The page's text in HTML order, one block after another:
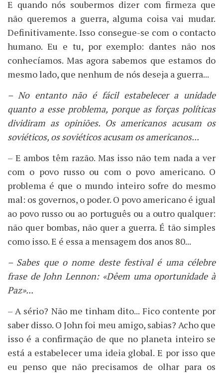
E quando nós soubermos dizer com firmeza que
não queremos a guerra, alguma coisa vai mudar.
Definitivamente. Isso consegue-se com o contacto
humano. Eu e tu, por exemplo: dantes não nos
conhecíamos. Mas agora sabemos que estamos do
mesmo lado, que nenhum de nós deseja a guerra...
– No entanto não é fácil estabelecer a unidade
quanto a esse problema, porque as forças políticas
dividiram as opiniões. Os americanos acusam os
soviéticos, os soviéticos acusam os americanos...
– E ambos têm razão. Mas isso não tem nada a ver
com o povo russo ou com o povo americano. O
problema é que o mundo inteiro sofre do mesmo
mal: os governos, o poder. O povo americano é igual
ao povo russo ou ao português ou a outro qualquer:
não quer bombas, não quer a guerra. É tão simples
como isso. E é essa a mensagem dos anos 80...
– Sabes que o nome deste festival é uma célebre
frase de John Lennon: «Dêem uma oportunidade à
Paz»...
– A sério? Não me tinham dito... Fico contente por
saber disso. O John foi meu amigo, sabias? Acho que
isso é a confirmação de que no planeta inteiro se
está a estabelecer uma ideia global. E por isso que
eu penso que não precisamos de olhar para os